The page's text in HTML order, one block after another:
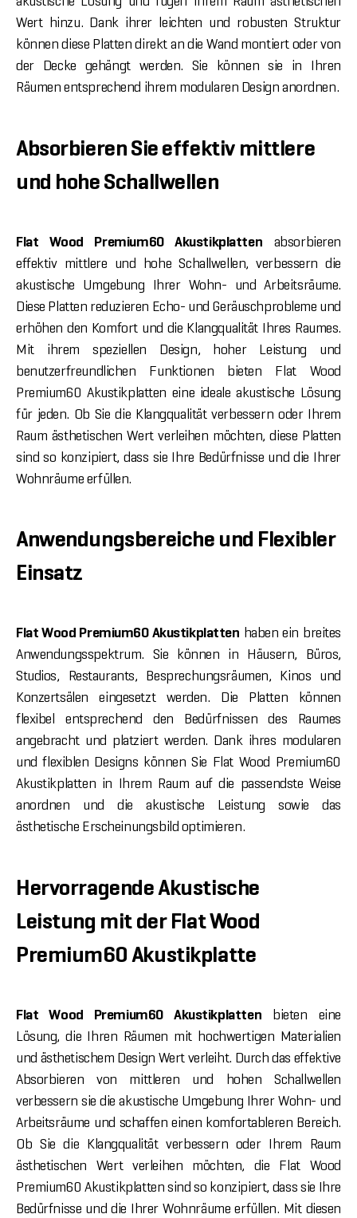
Wert hinzu. Dank ihrer leichten und robusten Struktur
können diese Platten direkt an die Wand montiert oder von
der Decke gehängt werden. Sie können sie in Ihren
Räumen entsprechend ihrem modularen Design anordnen.
Absorbieren Sie effektiv mittlere
und hohe Schallwellen
Flat Wood Premium60 Akustikplatten absorbieren
effektiv mittlere und hohe Schallwellen, verbessern die
akustische Umgebung Ihrer Wohn- und Arbeitsräume.
Diese Platten reduzieren Echo- und Geräuschprobleme und
erhöhen den Komfort und die Klangqualität Ihres Raumes.
Mit ihrem speziellen Design, hoher Leistung und
benutzerfreundlichen Funktionen bieten Flat Wood
Premium60 Akustikplatten eine ideale akustische Lösung
für jeden. Ob Sie die Klangqualität verbessern oder Ihrem
Raum ästhetischen Wert verleihen möchten, diese Platten
sind so konzipiert, dass sie Ihre Bedürfnisse und die Ihrer
Wohnräume erfüllen.
Anwendungsbereiche und Flexibler
Einsatz
Flat Wood Premium60 Akustikplatten haben ein breites
Anwendungsspektrum. Sie können in Häusern, Büros,
Studios, Restaurants, Besprechungsräumen, Kinos und
Konzertsälen eingesetzt werden. Die Platten können
flexibel entsprechend den Bedürfnissen des Raumes
angebracht und platziert werden. Dank ihres modularen
und flexiblen Designs können Sie Flat Wood Premium60
Akustikplatten in Ihrem Raum auf die passendste Weise
anordnen und die akustische Leistung sowie das
ästhetische Erscheinungsbild optimieren.
Hervorragende Akustische
Leistung mit der Flat Wood
Premium60 Akustikplatte
Flat Wood Premium60 Akustikplatten bieten eine
Lösung, die Ihren Räumen mit hochwertigen Materialien
und ästhetischem Design Wert verleiht. Durch das effektive
Absorbieren von mittleren und hohen Schallwellen
verbessern sie die akustische Umgebung Ihrer Wohn- und
Arbeitsräume und schaffen einen komfortableren Bereich.
Ob Sie die Klangqualität verbessern oder Ihrem Raum
ästhetischen Wert verleihen möchten, die Flat Wood
Premium60 Akustikplatten sind so konzipiert, dass sie Ihre
Bedürfnisse und die Ihrer Wohnräume erfüllen. Mit diesen